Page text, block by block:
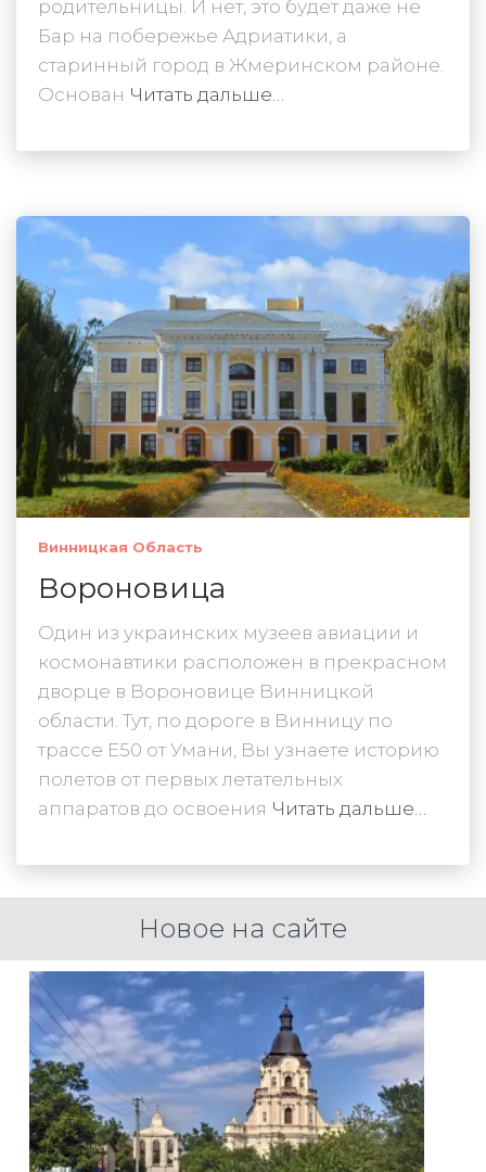
родительницы. И нет, это будет даже не
Бар на побережье Адриатики, а
старинный город в Жмеринском районе.
Основан Читать дальше…
Винницкая Область
Вороновица
Один из украинских музеев авиации и
космонавтики расположен в прекрасном
дворце в Вороновице Винницкой
области. Тут, по дороге в Винницу по
трассе Е50 от Умани, Вы узнаете историю
полетов от первых летательных
аппаратов до освоения Читать дальше…
Новое на сайте